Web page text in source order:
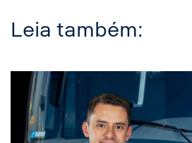
Leia também: